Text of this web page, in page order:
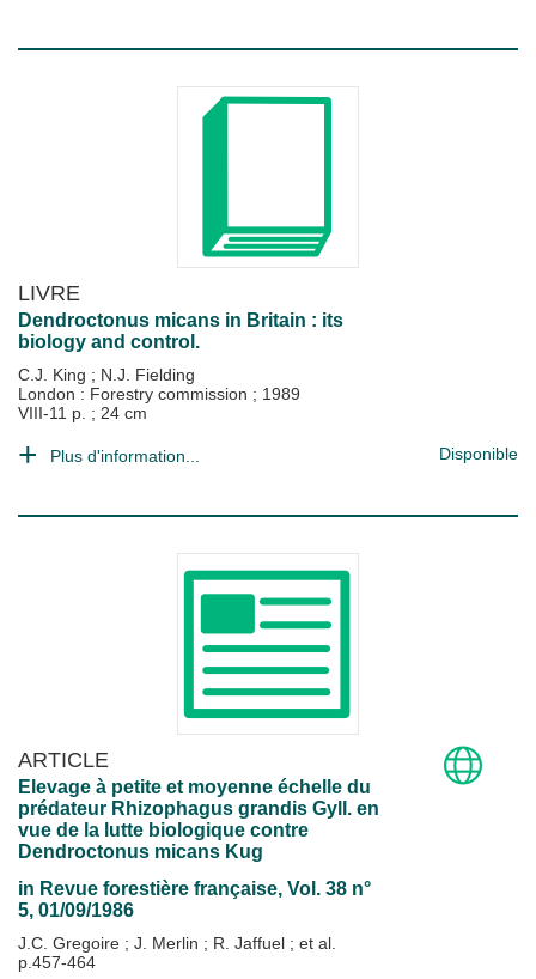
LIVRE
Dendroctonus micans in Britain : its
biology and control.
C.J. King ; N.J. Fielding
London : Forestry commission ; 1989
VIII-11 p. ; 24 cm
Plus d'information... Disponible
ARTICLE
Elevage à petite et moyenne échelle du
prédateur Rhizophagus grandis Gyll. en
vue de la lutte biologique contre
Dendroctonus micans Kug
in Revue forestière française, Vol. 38 n°
5, 01/09/1986
J.C. Gregoire ; J. Merlin ; R. Jaffuel ; et al.
p.457-464